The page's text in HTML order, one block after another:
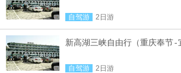
自驾游 2日游
新高湖三峡自由行（重庆奉节-
自驾游 2日游